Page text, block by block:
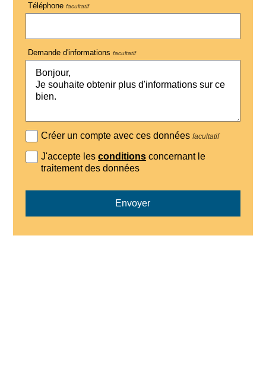
Téléphone facultatif
Demande d'informations facultatif
Créer un compte avec ces donnéesfacultatif
J'accepte lesconditions concernant le
traitement des données
Envoyer